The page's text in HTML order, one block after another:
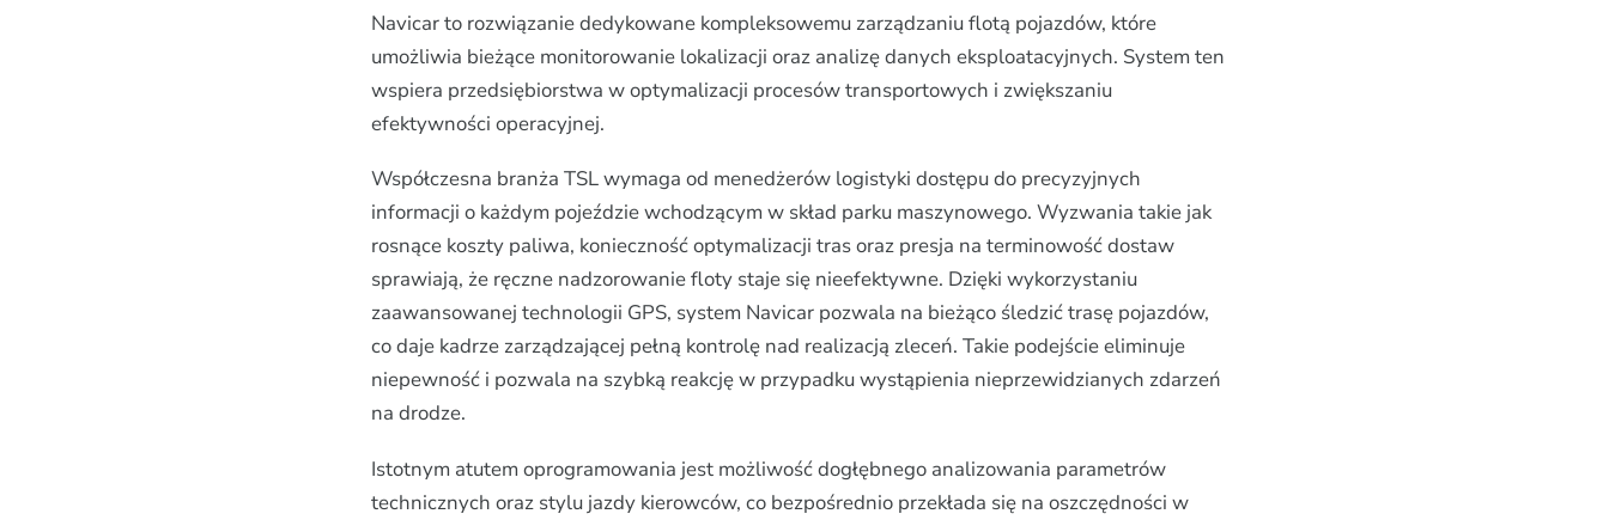
Navicar to rozwiązanie dedykowane kompleksowemu zarządzaniu flotą pojazdów, które
umożliwia bieżące monitorowanie lokalizacji oraz analizę danych eksploatacyjnych. System ten
wspiera przedsiębiorstwa w optymalizacji procesów transportowych i zwiększaniu
efektywności operacyjnej.
Współczesna branża TSL wymaga od menedżerów logistyki dostępu do precyzyjnych
informacji o każdym pojeździe wchodzącym w skład parku maszynowego. Wyzwania takie jak
rosnące koszty paliwa, konieczność optymalizacji tras oraz presja na terminowość dostaw
sprawiają, że ręczne nadzorowanie floty staje się nieefektywne. Dzięki wykorzystaniu
zaawansowanej technologii GPS, system Navicar pozwala na bieżąco śledzić trasę pojazdów,
co daje kadrze zarządzającej pełną kontrolę nad realizacją zleceń. Takie podejście eliminuje
niepewność i pozwala na szybką reakcję w przypadku wystąpienia nieprzewidzianych zdarzeń
na drodze.
Istotnym atutem oprogramowania jest możliwość dogłębnego analizowania parametrów
technicznych oraz stylu jazdy kierowców, co bezpośrednio przekłada się na oszczędności w